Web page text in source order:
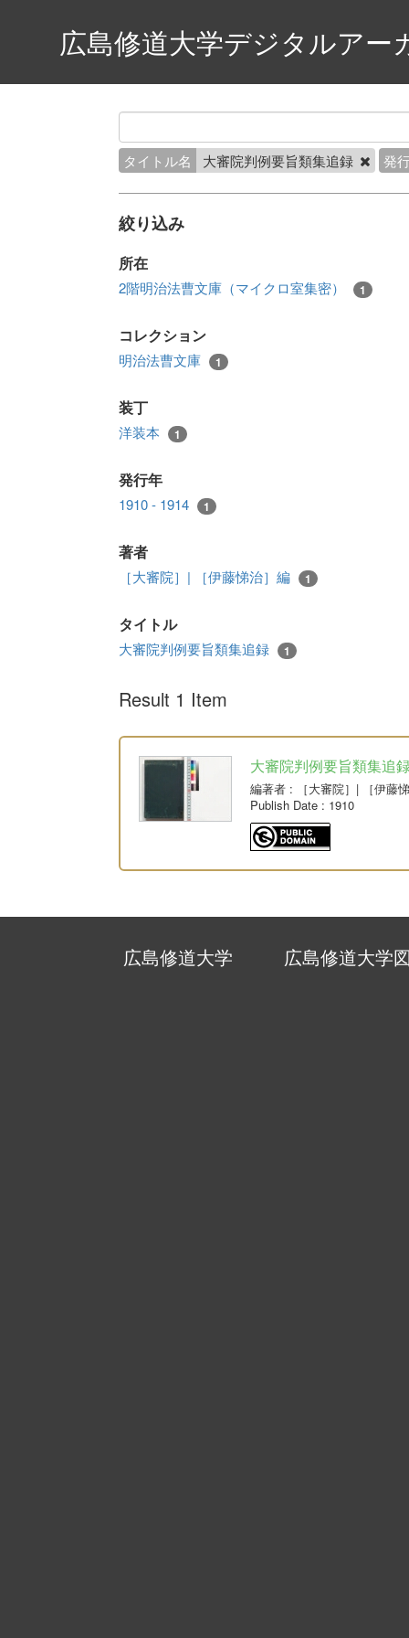
広島修道大学デジタルアー
タイトル名 大審院判例要旨類集追録 発
絞り込み
所在
2階明治法曹文庫（マイクロ室集密） 1
コレクション
明治法曹文庫 1
装丁
洋装本 1
発行年
1910 - 1914 1
著者
［大審院］| ［伊藤悌治］編 1
タイトル
大審院判例要旨類集追録 1
Result 1 Item
大審院判例要旨類集追
編著者 : ［大審院］| ［伊藤
Publish Date : 1910
広島修道大学 広島修道大学